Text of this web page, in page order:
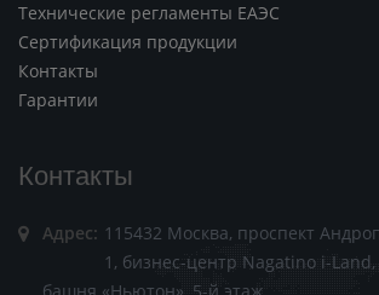
Технические регламенты ЕАЭС
Сертификация продукции
Контакты
Гарантии
Контакты
Адрес: 115432 Москва, проспект
1, бизнес-центр Nagatino i-Land,